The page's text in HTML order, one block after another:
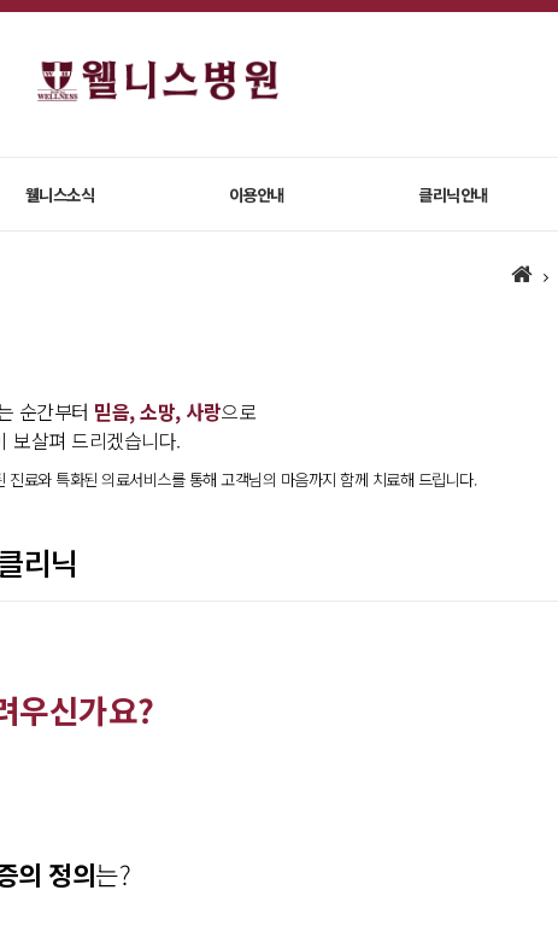
웰니스소식 이용안내 클리닉안내
순간부터 믿음, 소망, 사랑으로
보살펴 드리겠습니다.
진료와 특화된 의료서비스를 통해 고객님의 마음까지 함께 치료해 드립니다.
리닉
우신가요?
의 정의는?